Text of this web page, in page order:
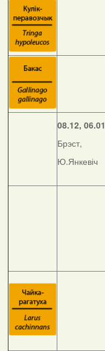
08.12, 06.01
Брэст,
Ю.Янкевіч